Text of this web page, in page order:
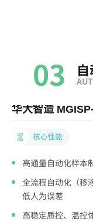
03
华大智造
高通量自动化样本
全流程自动化（移
低人为误差
高稳定质控、温控